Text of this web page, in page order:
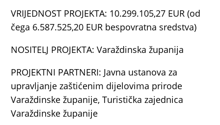
VRIJEDNOST PROJEKTA: 10.299.105,27 EUR (od
čega 6.587.525,20 EUR bespovratna sredstva)
NOSITELJ PROJEKTA: Varaždinska županija
PROJEKTNI PARTNERI: Javna ustanova za
upravljanje zaštićenim dijelovima prirode
Varaždinske županije, Turistička zajednica
Varaždinske županije